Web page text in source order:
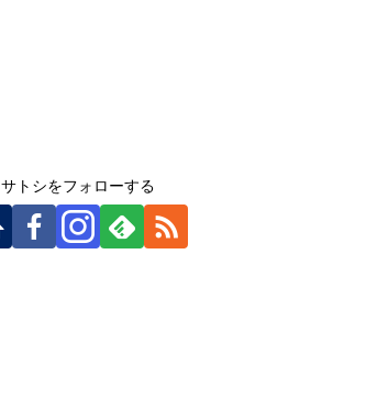
サトシをフォローする